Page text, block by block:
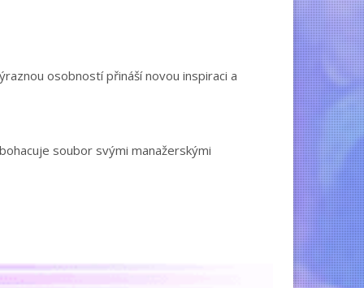
osobností přináší novou inspiraci a
soubor svými manažerskými